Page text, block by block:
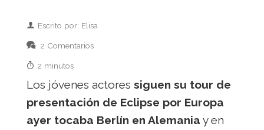
Escrito por: Elisa
2 Comentarios
2 minutos
Los jóvenes actores siguen su tour de
presentación de Eclipse por Europa
ayer tocaba Berlín en Alemania y en